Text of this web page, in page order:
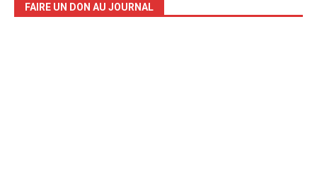
FAIRE UN DON AU JOURNAL